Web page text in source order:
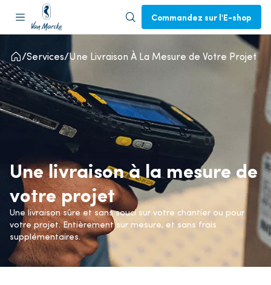
Commandez sur l'E-shop
Services Une Livraison À La Mesure de Votre Projet
Une livraison à la mesure de
votre projet
Une livraison sûre et sans souci sur votre chantier ou pour
votre projet. Entièrement sur mesure, et sans frais
supplémentaires.